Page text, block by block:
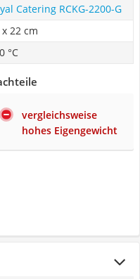
Catering RCKG-2200-G
22 cm
°C
vergleichsweise
hohes Eigengewicht